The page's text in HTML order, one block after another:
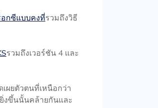
กซีแบบคงที่รวมถึงวิธี
รวมถึงเวอร์ชัน 4 และ
ผยตัวตนที่เหนือกว่า
งขึ้นนั้นคล้ายกันและ